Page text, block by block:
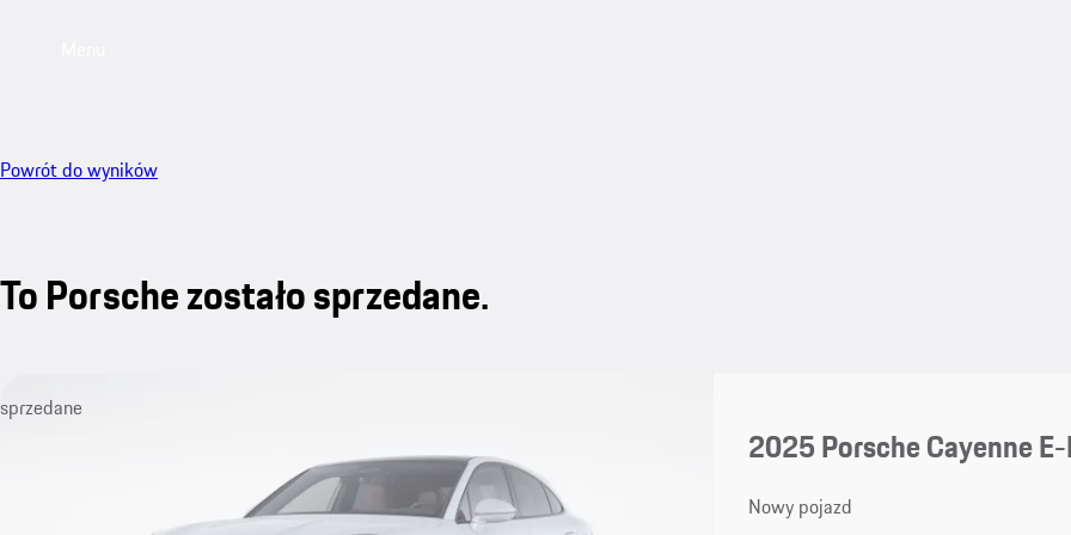
Powrót do wyników
To Porsche zostało sprzedane.
sprzedane
2025 Porsche Cayenne
Nowy pojazd